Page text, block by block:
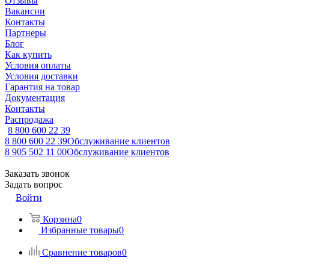
Вакансии
Контакты
Партнеры
Блог
Как купить
Условия оплаты
Условия доставки
Гарантия на товар
Документация
Контакты
Распродажа
8 800 600 22 39
8 800 600 22 39Обслуживание клиентов
8 905 502 11 00Обслуживание клиентов
Заказать звонок
Задать вопрос
Войти
Корзина0
Избранные товары0
Сравнение товаров0